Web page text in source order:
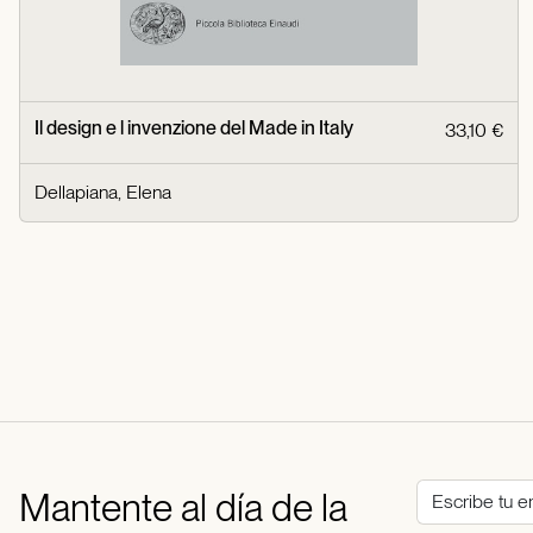
Il design e l invenzione del Made in Italy 33,10 €
Dellapiana, Elena
Mantente al día de la